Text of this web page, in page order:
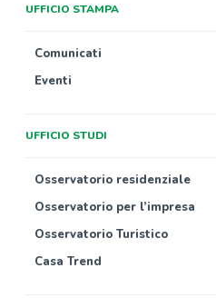
UFFICIO STAMPA
Comunicati
Eventi
UFFICIO STUDI
Osservatorio residenziale
Osservatorio per l’impresa
Osservatorio Turistico
Casa Trend